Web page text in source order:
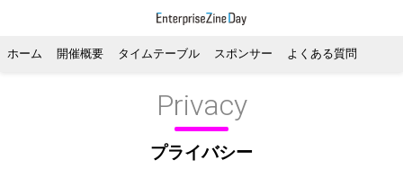
ホーム 開催概要 タイムテーブル スポンサー よくある質問
Privacy
プライバシー